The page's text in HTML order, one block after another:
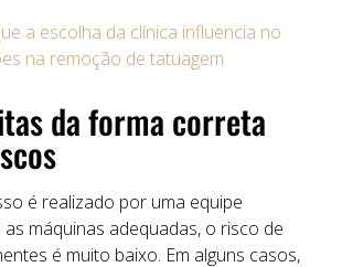
a escolha da clínica influencia no
na remoção de tatuagem
da forma correta
é realizado por uma equipe
máquinas adequadas, o risco de
é muito baixo. Em alguns casos,